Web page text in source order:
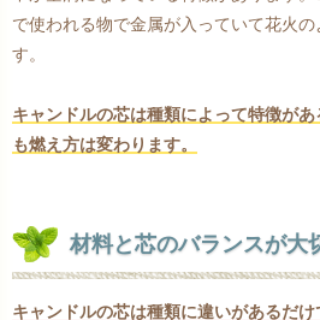
で使われる物で金属が入っていて花火
す。
キャンドルの芯は種類によって特徴が
も燃え方は変わります。
材料と芯のバランスが大
キャンドルの芯は種類に違いがあるだ